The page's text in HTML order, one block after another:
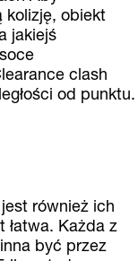
kolizję, obiekt
jakiejś
clash
od punktu.
również ich
Każda z
być przez